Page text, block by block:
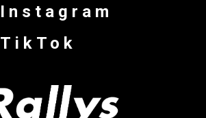
Instagram
TikTok